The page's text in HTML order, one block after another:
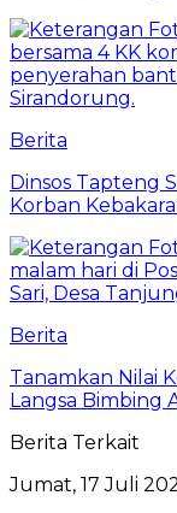
Berita
Dinsos Tapteng
Korban
Berita
Tanamkan Nilai
Langsa Bimbing
Berita Terkait
Jumat, 17 Juli